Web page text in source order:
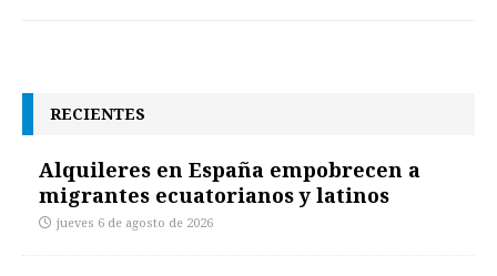
RECIENTES
Alquileres en España empobrecen a
migrantes ecuatorianos y latinos
jueves 6 de agosto de 2026